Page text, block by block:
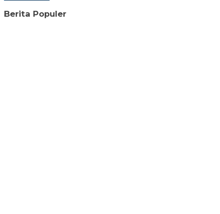
Berita Populer